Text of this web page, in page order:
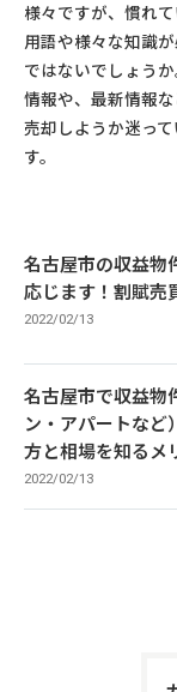
様々ですが、慣れ
用語や様々な知識
ではないでしょう
情報や、最新情報
売却しようか迷っ
す。
名古屋市の収益物
応じます！割賦売
2022/02/13
名古屋市で収益物
ン・アパートなど
方と相場を知るメ
2022/02/13